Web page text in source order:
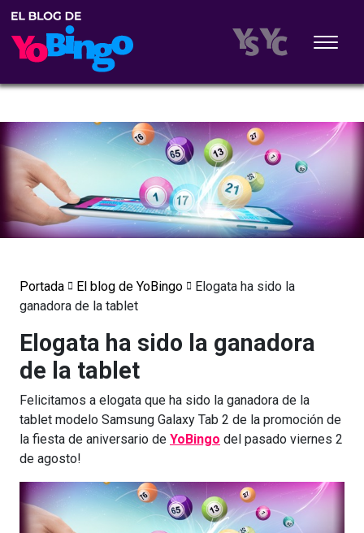
Portada El blog de YoBingo
Elogata ha sido la
ganadora de la tablet
Elogata ha sido la ganadora
de la tablet
Felicitamos a elogata que ha sido la ganadora de la
tablet modelo Samsung Galaxy Tab 2 de la promoción de
la fiesta de aniversario de YoBingo del pasado viernes 2
de agosto!